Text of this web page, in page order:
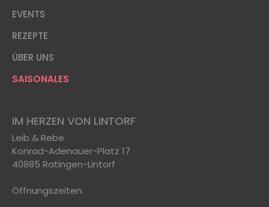
EVENTS
REZEPTE
ÜBER UNS
SAISONALES
IM HERZEN VON LINTORF
Leib & Rebe
Konrad-Adenauer-Platz 17
40885 Ratingen-Lintorf
Öffnungszeiten: